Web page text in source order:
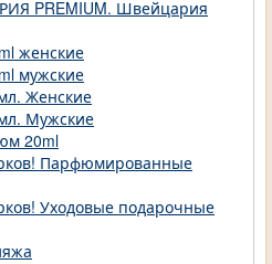
PREMIUM. Швейцария
женские
мужские
Женские
Мужские
20ml
Парфюмированные
Уходовые подарочные